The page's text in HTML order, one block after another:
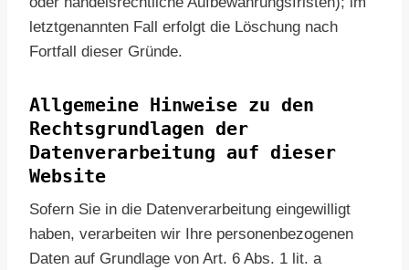
letztgenannten Fall erfolgt die Löschung nach
Fortfall dieser Gründe.
Allgemeine Hinweise zu den
Rechtsgrundlagen der
Datenverarbeitung auf dieser
Website
Sofern Sie in die Datenverarbeitung eingewilligt
haben, verarbeiten wir Ihre personenbezogenen
Daten auf Grundlage von Art. 6 Abs. 1 lit. a